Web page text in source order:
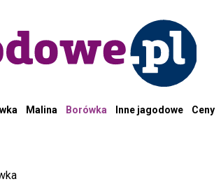
Malina Borówka Inne jagodowe Ceny